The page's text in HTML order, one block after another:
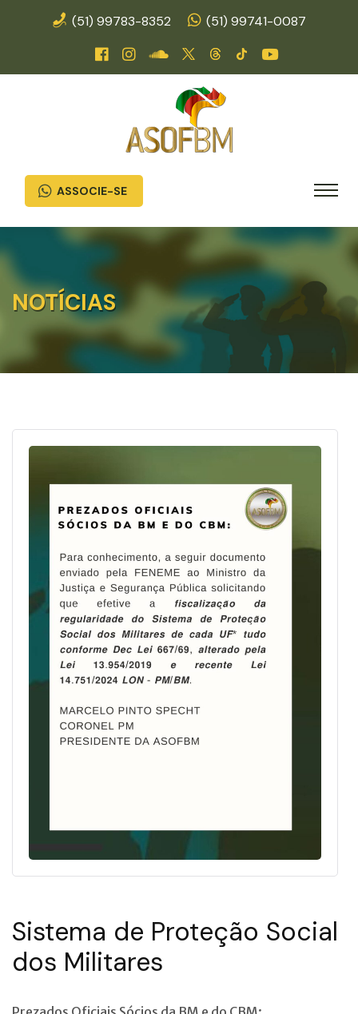
(51) 99783-8352 (51) 99741-0087
ASSOCIE-SE
NOTÍCIAS
Sistema de Proteção Social
dos Militares